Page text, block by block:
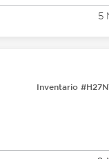
5
Inventario